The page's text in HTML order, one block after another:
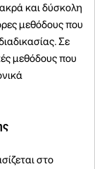
και δύσκολη
μεθόδους που
Σε
μεθόδους που
στο